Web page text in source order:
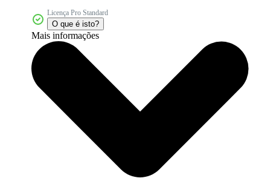
Licença Pro Standard
O que é isto?
Mais informações